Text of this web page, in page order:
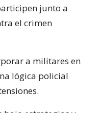
junto a
el crimen
a militares en
lógica policial